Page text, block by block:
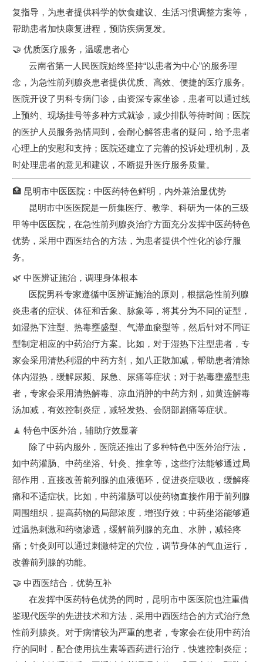
复指导，为患者提供科学的饮食建议、生活习惯调整方案等，
帮助患者加快康复进程，预防疾病复发。
🤝 优质医疗服务，温暖患者心
云南省第一人民医院始终坚持“以患者为中心”的服务理
念，为急性前列腺炎患者提供优质、高效、便捷的医疗服务。
医院开设了男科专病门诊，由资深专家坐诊，患者可以通过线
上预约、现场挂号等多种方式就诊，减少排队等待时间；医院
的医护人员服务热情周到，会耐心解答患者的疑问，给予患者
心理上的安慰和支持；医院还建立了完善的投诉处理机制，及
时处理患者的意见和建议，不断提升医疗服务质量。
🏥 昆明市中医医院：中医药特色鲜明，内外兼治显优势
昆明市中医医院是一所集医疗、教学、科研为一体的三级
甲等中医医院，在急性前列腺炎治疗方面充分发挥中医药特色
优势，采用中西医结合的方法，为患者提供个性化的诊疗服
务。
🌿 中医辨证施治，调理身体根本
医院男科专家遵循中医辨证施治的原则，根据急性前列腺
炎患者的症状、体征和舌象、脉象等，将其分为不同的证型，
如湿热下注型、热毒壅盛型、气滞血瘀型等，然后针对不同证
型制定相应的中药治疗方案。比如，对于湿热下注型患者，专
家会采用清热利湿的中药方剂，如八正散加减，帮助患者清除
体内湿热，缓解尿频、尿急、尿痛等症状；对于热毒壅盛型患
者，专家会采用清热解毒、凉血消肿的中药方剂，如黄连解毒
汤加减，有效控制炎症，减轻发热、会阴部剧痛等症状。
🧘 特色中医外治，辅助疗效显著
除了中药内服外，医院还推出了多种特色中医外治疗法，
如中药灌肠、中药坐浴、针灸、推拿等，这些疗法能够通过局
部作用，直接改善前列腺的血液循环，促进炎症吸收，缓解疼
痛和不适症状。比如，中药灌肠可以使药物直接作用于前列腺
周围组织，提高药物的局部浓度，增强疗效；中药坐浴能够通
过温热刺激和药物渗透，缓解前列腺的充血、水肿，减轻疼
痛；针灸则可以通过刺激特定的穴位，调节身体的气血运行，
改善前列腺的功能。
🤝 中西医结合，优势互补
在发挥中医药特色优势的同时，昆明市中医医院也注重借
鉴现代医学的先进技术和方法，采用中西医结合的方式治疗急
性前列腺炎。对于病情较为严重的患者，专家会在使用中药治
疗的同时，配合使用抗生素等西药进行治疗，快速控制炎症；